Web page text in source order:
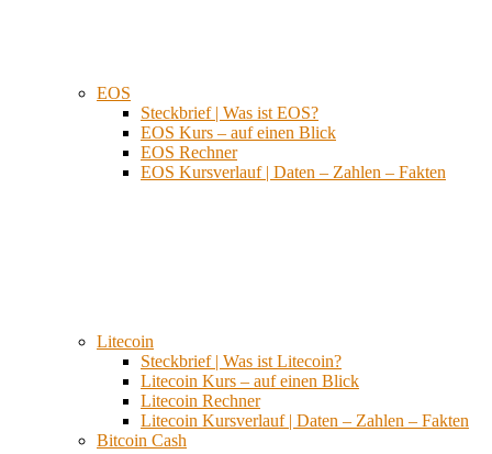
EOS
Steckbrief | Was ist EOS?
EOS Kurs – auf einen Blick
EOS Rechner
EOS Kursverlauf | Daten – Zahlen – Fakten
Litecoin
Steckbrief | Was ist Litecoin?
Litecoin Kurs – auf einen Blick
Litecoin Rechner
Litecoin Kursverlauf | Daten – Zahlen – Fakten
Bitcoin Cash